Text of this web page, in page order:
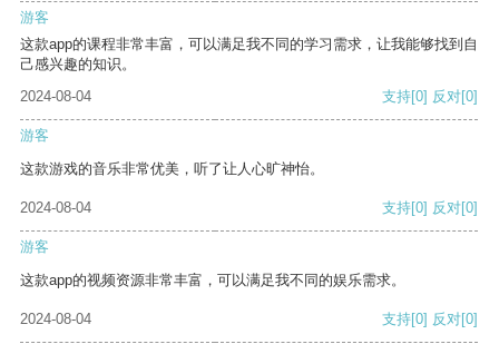
游客
这款app的课程非常丰富，可以满足我不同的学习需求，让我能够找到自
己感兴趣的知识。
2024-08-04
支持[0] 反对[0]
游客
这款游戏的音乐非常优美，听了让人心旷神怡。
2024-08-04 支持[0] 反对[0]
游客
这款app的视频资源非常丰富，可以满足我不同的娱乐需求。
2024-08-04 支持[0] 反对[0]